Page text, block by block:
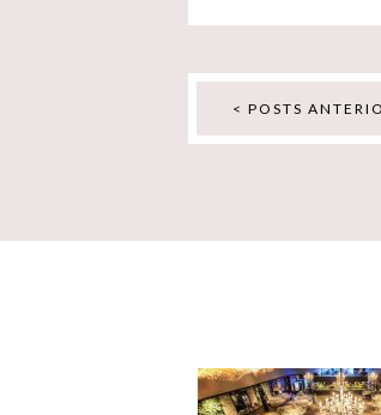
< POSTS